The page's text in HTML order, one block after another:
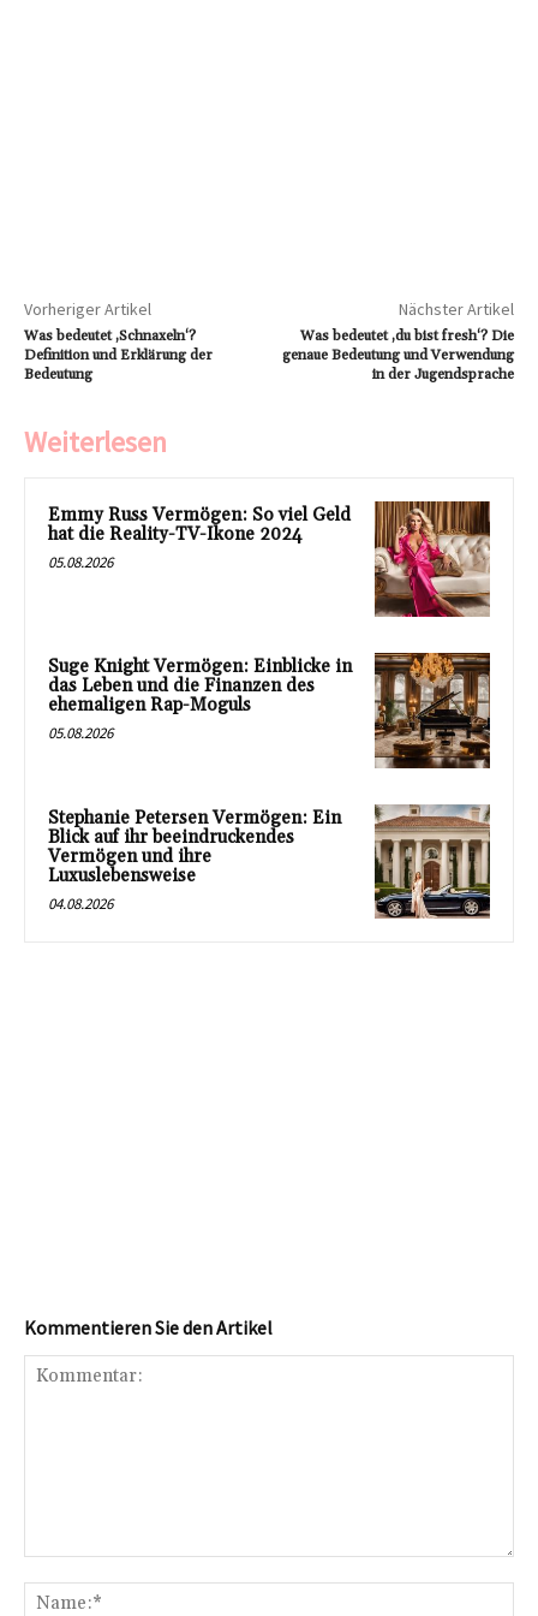
Vorheriger Artikel
Was bedeutet ‚Schnaxeln‘?
Definition und Erklärung der
Bedeutung
Nächster Artikel
Was bedeutet ‚du bist fresh‘? Die
genaue Bedeutung und Verwendung
in der Jugendsprache
Weiterlesen
Emmy Russ Vermögen: So viel Geld
hat die Reality-TV-Ikone 2024
05.08.2026
Suge Knight Vermögen: Einblicke in
das Leben und die Finanzen des
ehemaligen Rap-Moguls
05.08.2026
Stephanie Petersen Vermögen: Ein
Blick auf ihr beeindruckendes
Vermögen und ihre
Luxuslebensweise
04.08.2026
Kommentieren Sie den Artikel